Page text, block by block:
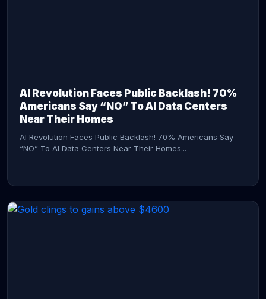
AI Revolution Faces Public Backlash! 70%
Americans Say “NO” To AI Data Centers
Near Their Homes
AI Revolution Faces Public Backlash! 70% Americans Say
“NO” To AI Data Centers Near Their Homes...